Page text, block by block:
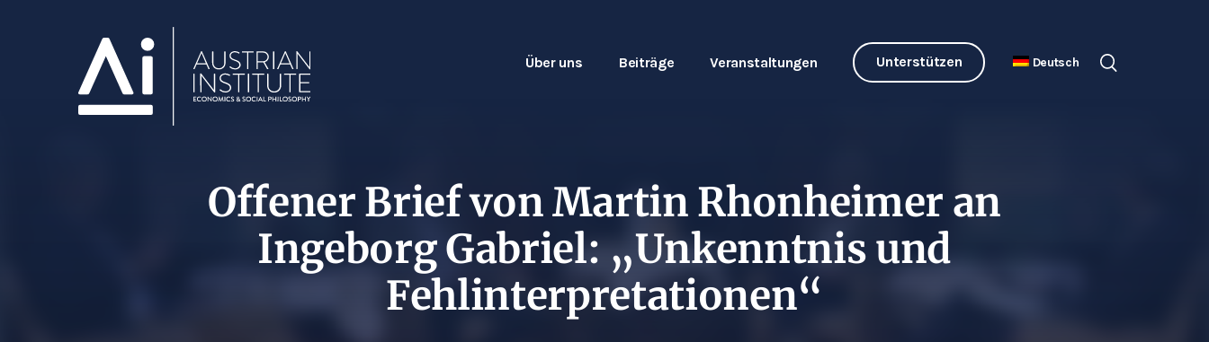
Über uns Beiträge Veranstaltungen Unterstützen Deutsch
Offener Brief von Martin Rhonheimer an
Ingeborg Gabriel: „Unkenntnis und
Fehlinterpretationen“